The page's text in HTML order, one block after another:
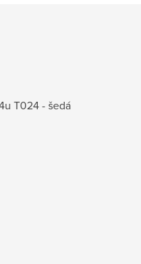
T024 - šedá